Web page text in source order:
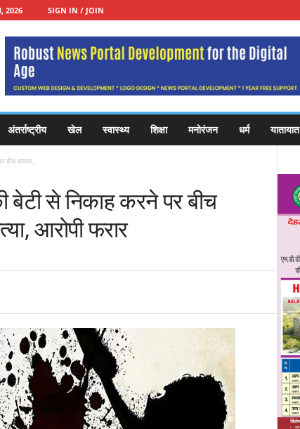
2026 SIGN IN / JOIN
अंतर्राष्ट्रीय खेल स्वास्थ्य शिक्षा मनोरंजन धर्म यातायात
बीच बाजार...
बेटी से निकाह करने पर बीच
आरोपी फरार